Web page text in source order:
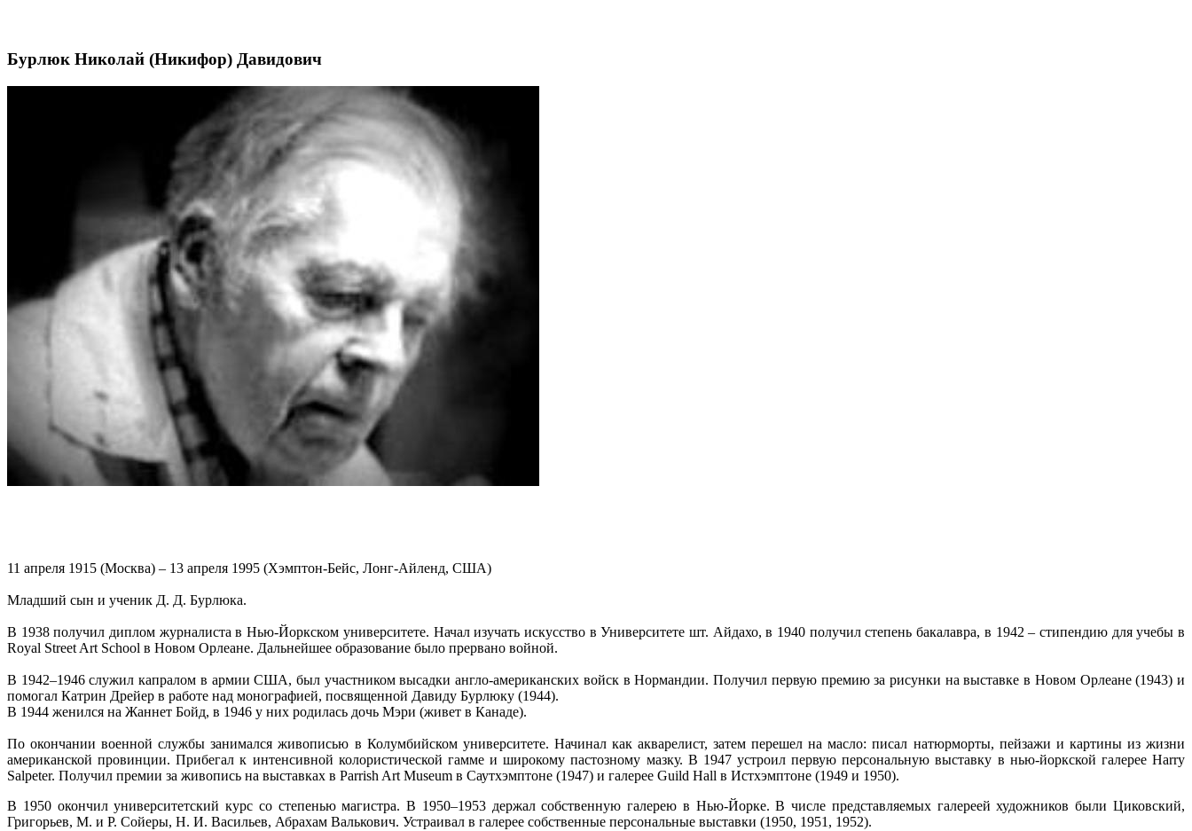
Бурлюк Николай (Никифор) Давидович
11 апреля 1915 (Москва) – 13 апреля 1995 (Хэмптон-Бейс, Лонг-Айленд, США)
Младший сын и ученик Д. Д. Бурлюка.
В 1938 получил диплом журналиста в Нью-Йоркском университете. Начал изучать искусство в Университете шт. Айдахо, в 1940 получил степень бакалавра, в 1942 – стипендию для учебы в
Royal Street Art School в Новом Орлеане. Дальнейшее образование было прервано войной.
В 1942–1946 служил капралом в армии США, был участником высадки англо-американских войск в Нормандии. Получил первую премию за рисунки на выставке в Новом Орлеане (1943) и
помогал Катрин Дрейер в работе над монографией, посвященной Давиду Бурлюку (1944).
В 1944 женился на Жаннет Бойд, в 1946 у них родилась дочь Мэри (живет в Канаде).
По окончании военной службы занимался живописью в Колумбийском университете. Начинал как акварелист, затем перешел на масло: писал натюрморты, пейзажи и картины из жизни
американской провинции. Прибегал к интенсивной колористической гамме и широкому пастозному мазку. В 1947 устроил первую персональную выставку в нью-йоркской галерее Harry
Salpeter. Получил премии за живопись на выставках в Parrish Art Museum в Саутхэмптоне (1947) и галерее Guild Hall в Истхэмптоне (1949 и 1950).
В 1950 окончил университетский курс со степенью магистра. В 1950–1953 держал собственную галерею в Нью-Йорке. В числе представляемых галереей художников были Циковский,
Григорьев, М. и Р. Сойеры, Н. И. Васильев, Абрахам Валькович. Устраивал в галерее собственные персональные выставки (1950, 1951, 1952).